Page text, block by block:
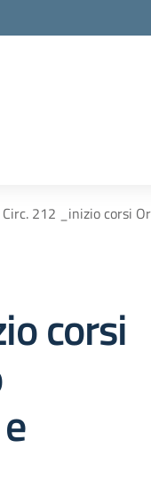
Circ. 212 _inizio corsi
corsi